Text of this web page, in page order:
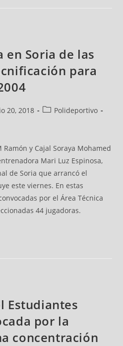
en Soria de las
para
20, 2018
Polideportivo
y Cajal Soraya Mohamed
Mari Luz Espinosa,
de Soria que arrancó el
este viernes. En estas
por el Área Técnica
44 jugadoras.
Estudiantes
por la
concentración